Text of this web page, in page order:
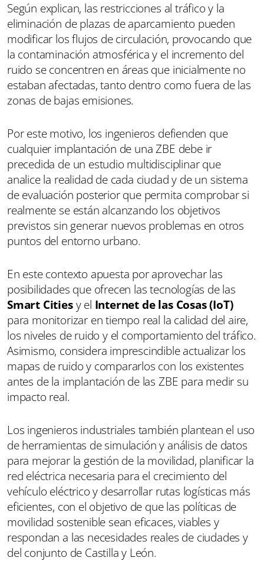
Según explican, las restricciones al tráfico y la
eliminación de plazas de aparcamiento pueden
modificar los flujos de circulación, provocando que
la contaminación atmosférica y el incremento del
ruido se concentren en áreas que inicialmente no
estaban afectadas, tanto dentro como fuera de las
zonas de bajas emisiones.
Por este motivo, los ingenieros defienden que
cualquier implantación de una ZBE debe ir
precedida de un estudio multidisciplinar que
analice la realidad de cada ciudad y de un sistema
de evaluación posterior que permita comprobar si
realmente se están alcanzando los objetivos
previstos sin generar nuevos problemas en otros
puntos del entorno urbano.
En este contexto apuesta por aprovechar las
posibilidades que ofrecen las tecnologías de las
Smart Citiesy el Internet de las Cosas (IoT)
para monitorizar en tiempo real la calidad del aire,
los niveles de ruido y el comportamiento del tráfico.
Asimismo, considera imprescindible actualizar los
mapas de ruido y compararlos con los existentes
antes de la implantación de las ZBE para medir su
impacto real.
Los ingenieros industriales también plantean el uso
de herramientas de simulación y análisis de datos
para mejorar la gestión de la movilidad, planificar la
red eléctrica necesaria para el crecimiento del
vehículo eléctrico y desarrollar rutas logísticas más
eficientes, con el objetivo de que las políticas de
movilidad sostenible sean eficaces, viables y
respondan a las necesidades reales de ciudades y
del conjunto de Castilla y León.